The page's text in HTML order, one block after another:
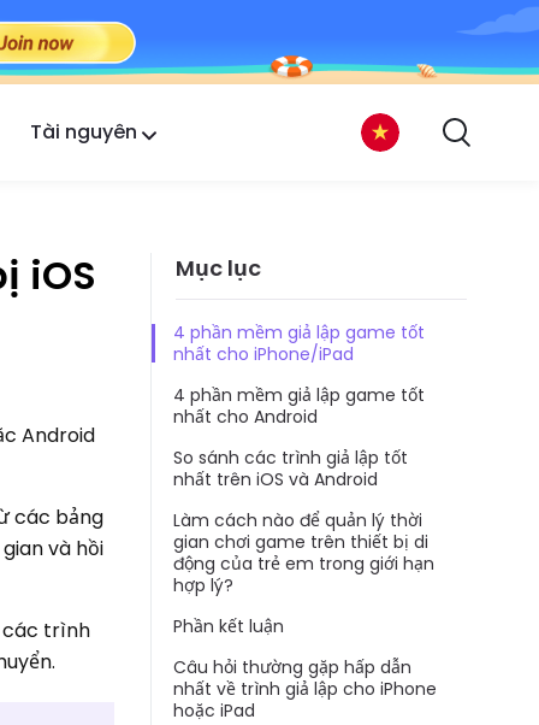
Tài nguyên
iOS
Android
các bảng
và hồi
các trình
Mục lục
4 phần mềm giả lập game tốt
nhất cho iPhone/iPad
4 phần mềm giả lập game tốt
nhất cho Android
So sánh các trình giả lập tốt
nhất trên iOS và Android
Làm cách nào để quản lý thời
gian chơi game trên thiết bị di
động của trẻ em trong giới hạn
hợp lý?
Phần kết luận
Câu hỏi thường gặp hấp dẫn
nhất về trình giả lập cho iPhone
hoặc iPad